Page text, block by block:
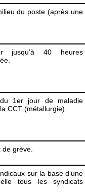
du poste (après une
jusqu’à 40 heures
1er jour de maladie
CCT (métallurgie).
grève.
sur la base d’une
tous les syndicats